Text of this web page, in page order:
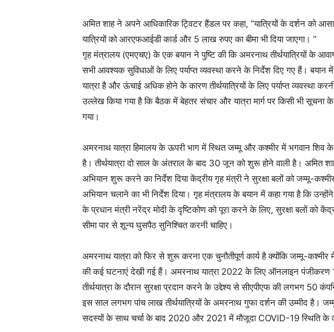
अमित शाह ने अपने आधिकारिक ट्विटर हैंडल पर कहा, “यात्रियों के दर्शन को
यात्रियों को आरएफआईडी कार्ड और 5 लाख रुपए का बीमा भी दिया जाएगा। ”
गृह मंत्रालय (एमएचए) के एक बयान ने पुष्टि की कि अमरनाथ तीर्थयात्रियों के
सभी आवश्यक सुविधाओं के लिए पर्याप्त व्यवस्था करने के निर्देश दिए गए हैं। बयान में
यात्रा है और ऊंचाई अधिक होने के कारण तीर्थयात्रियों के लिए पर्याप्त व्यवस्था
उल्लेख किया गया है कि बैठक में बेहतर संचार और यात्रा मार्ग पर किसी भी सूचना के
गया।
अमरनाथ यात्रा हिमालय के ऊपरी भाग में स्थित जम्मू और कश्मीर में भगवान शिव के
है। तीर्थयात्रा दो साल के अंतराल के बाद 30 जून को शुरू होने वाली है। अमित
अभियान शुरू करने का निर्देश दिया केंद्रीय गृह मंत्री ने सुरक्षा बलों को जम्मू-
अभियान चलाने का भी निर्देश दिया। गृह मंत्रालय के बयान में कहा गया है कि
के प्रधान मंत्री नरेंद्र मोदी के दृष्टिकोण को पूरा करने के लिए, सुरक्षा बलों को
सीमा पार से शून्य घुसपैठ सुनिश्चित करनी चाहिए।
अमरनाथ यात्रा को फिर से शुरू करना एक चुनौतीपूर्ण कार्य है क्योंकि जम्मू-कश्मीर
की कई घटनाएं देखी गई हैं। अमरनाथ यात्रा 2022 के लिए ऑनलाइन
तीर्थयात्रा के दौरान सुरक्षा प्रदान करने के उद्देश्य से सीएपीएफ की लगभग 50
इस साल लगभग पांच लाख तीर्थयात्रियों के अमरनाथ गुफा दर्शन की उम्मीद है।
सदस्यों के साथ चर्चा के बाद 2020 और 2021 में मौजूदा COVID-19 स्थिति के